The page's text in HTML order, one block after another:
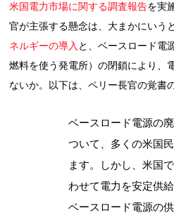
米国電力市場に関する調査報告を実
官が主張する懸念は、大まかにいう
ネルギーの導入 と、ベースロード電
燃料を使う発電所）の閉鎖により、
ないか。以下は、ペリー長官の覚書
ベースロード電源の
ついて、多くの米国
ます。しかし、米国
わせて電力を安定供
ベースロード電源の